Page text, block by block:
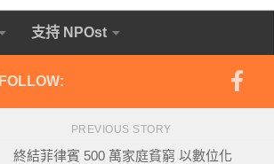
支持 NPOst
FOLLOW:
PREVIOUS STORY
終結菲律賓 500 萬家庭貧窮 以數位化